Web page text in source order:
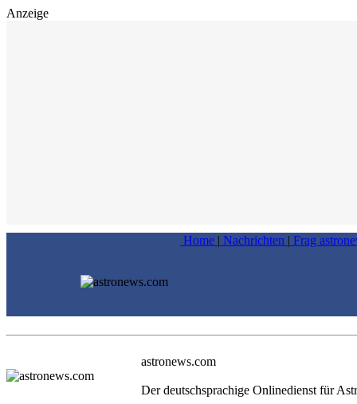
Anzeige
Home | Nachrichten | Frag
astronews.com
Der deutschsprachige Onlinedienst für